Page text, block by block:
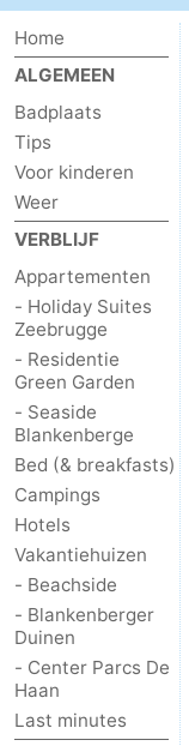
Kusttram
Reisboekenwinkel
Nieuws
Medische
adressen
Regio
Zeeuws-
Vlaanderen
-
Nieuwvliet
-
Sluis
-
Cadzand
-
Natuur
Zwin
West-
Vlaanderen
Brugge
-
Gent
-
Ieper
De
Home
ALGEMEEN
Badplaats
Tips
Voor kinderen
Weer
VERBLIJF
Appartementen
- Holiday Suites
Zeebrugge
- Residentie
Green Garden
- Seaside
Blankenberge
Bed (& breakfasts)
Campings
Hotels
Vakantiehuizen
- Beachside
- Blankenberger
Duinen
- Center Parcs De
Haan
Last minutes